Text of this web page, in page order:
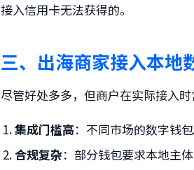
接入信用卡无法获得的。
三、出海商家接入本地
尽管好处多多，但商户在实际接入时
集成门槛高：不同市场的数字钱
合规复杂：部分钱包要求本地主